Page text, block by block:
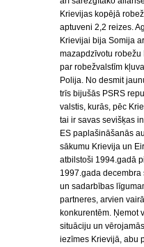
Krievijas kopējā
aptuveni 2,2 reizes.
Krievijai bija Somija
mazapdzīvotu
par robežvalstīm
Polija. No desmit
trīs bijušās PSRS
valstis, kurās, pēc
tai ir savas sevišķas
ES paplašināšanās
sākumu Krievija un
atbilstoši 1994.gadā
1997.gada
un sadarbības
partneres, arvien
konkurentēm. Ņemot
situāciju un
iezīmes Krievijā, abu